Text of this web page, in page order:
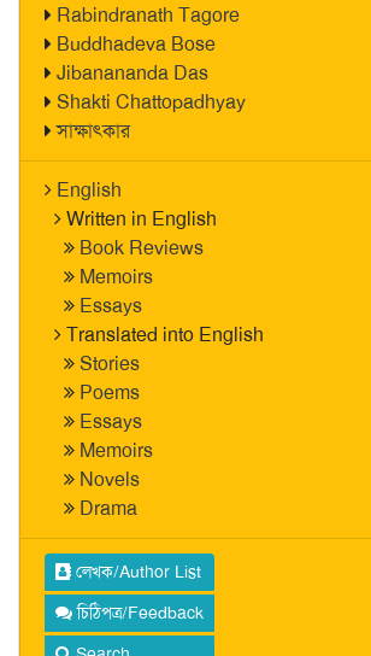
Rabindranath Tagore
Buddhadeva Bose
Jibanananda Das
Shakti Chattopadhyay
সাক্ষাৎকার
English
Written in English
Book Reviews
Memoirs
Essays
Translated into English
Stories
Poems
Essays
Memoirs
Novels
Drama
লেখক/Author List
চিঠিপত্র/Feedback